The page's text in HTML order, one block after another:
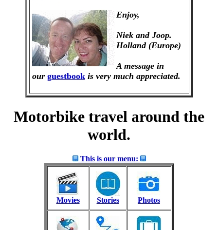
Enjoy,
Niek and Joop.
Holland (Europe)
A message in
our guestbookis very much appreciated.
Motorbike travel around the
world.
This is our menu:
Movies Stories Photos